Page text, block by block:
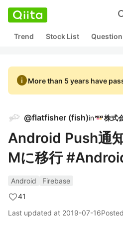
Trend Stock List Question
infoMore than 5 years have
@flatfisher (fish)in
Android Push通
Mに移行
Android
Firebase
41
Last updated at 2019-07-16